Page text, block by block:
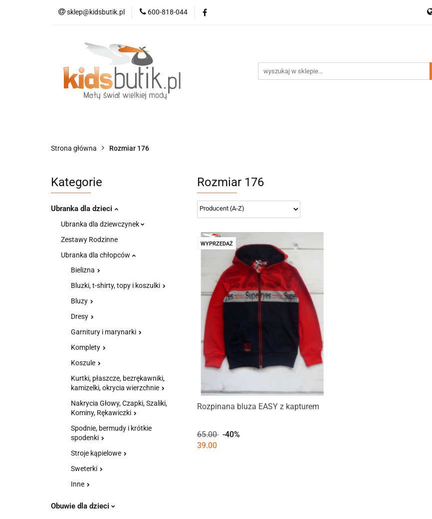
sklep@kidsbutik.pl 600-818-044
Kategorie Zestawy rodzinne
Strona główna Rozmiar 176
Kategorie
Ubranka dla dzieci
Ubranka dla dziewczynek
Zestawy Rodzinne
Ubranka dla chłopców
Bielizna
Bluzki, t-shirty, topy i koszulki
Bluzy
Dresy
Garnitury i marynarki
Komplety
Koszule
Kurtki, płaszcze, bezrękawniki,
kamizelki, okrycia wierzchnie
Nakrycia Głowy, Czapki, Szaliki,
Kominy, Rękawiczki
Spodnie, bermudy i krótkie
spodenki
Stroje kąpielowe
Sweterki
Inne
Obuwie dla dzieci
Rozmiar 176
WYPRZEDAŻ
Rozpinana bluza EASY z kapturem
65.00
-40%
39.00